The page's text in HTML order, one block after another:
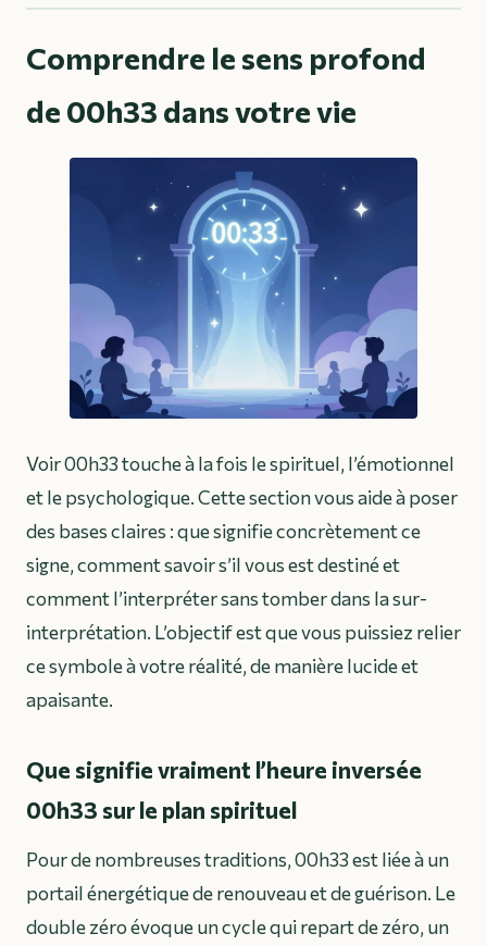
Comprendre le sens profond
de 00h33 dans votre vie
Voir 00h33 touche à la fois le spirituel, l’émotionnel
et le psychologique. Cette section vous aide à poser
des bases claires : que signifie concrètement ce
signe, comment savoir s’il vous est destiné et
comment l’interpréter sans tomber dans la sur-
interprétation. L’objectif est que vous puissiez relier
ce symbole à votre réalité, de manière lucide et
apaisante.
Que signifie vraiment l’heure inversée
00h33 sur le plan spirituel
Pour de nombreuses traditions, 00h33 est liée à un
portail énergétique de renouveau et de guérison. Le
double zéro évoque un cycle qui repart de zéro, un